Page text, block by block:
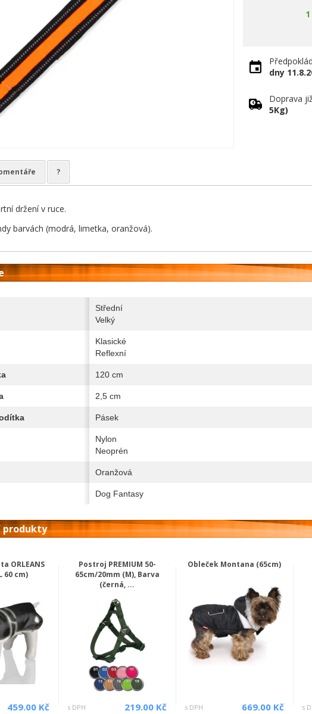
dny
Doprava
5Kg)
?
držení v ruce.
barvách (modrá, limetka, oranžová).
Střední
Velký
Klasické
Reflexní
120 cm
2,5 cm
Pásek
Nylon
Neoprén
Oranžová
Dog Fantasy
produkty
ORLEANS
60 cm)
459.00 Kč
Postroj PREMIUM 50-
65cm/20mm (M), Barva
(černá, ...
s DPH 219.00 Kč
Obleček Montana (65cm)
s DPH 669.00 Kč s